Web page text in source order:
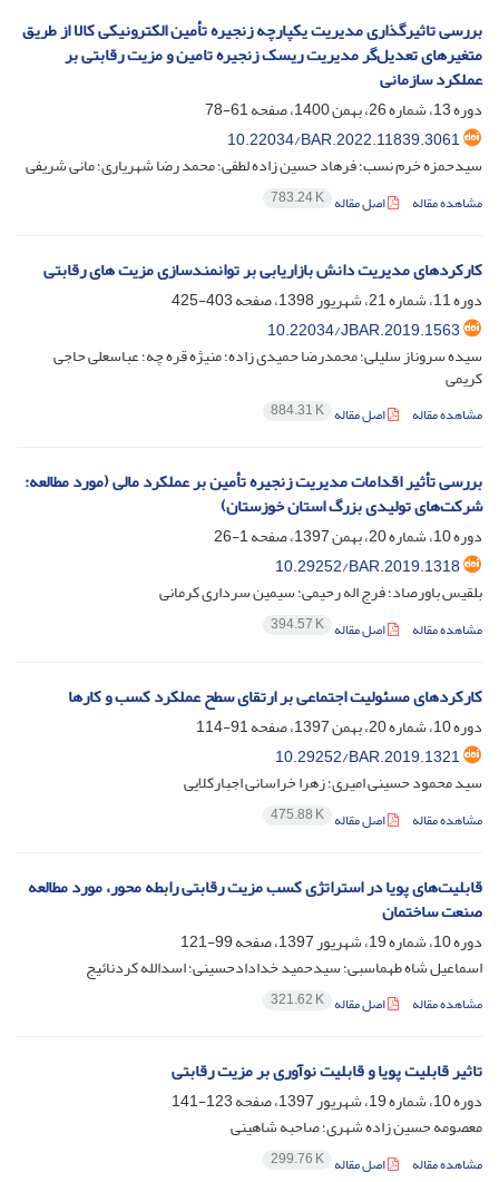
بررسی تاثیرگذاری مدیریت یکپارچه زنجیره تأمین الکترونیکی کالا از طریق
متغیرهای تعدیل‌گر مدیریت ریسک زنجیره تامین و مزیت رقابتی بر
عملکرد سازمانی
دوره 13، شماره 26، بهمن 1400، صفحه
61-78
10.22034/BAR.2022.11839.3061
سیدحمزه خرم نسب؛ فرهاد حسین زاده لطفی؛ محمد رضا شهریاری؛ مانی شریفی
مشاهده مقاله اصل مقاله 783.24 K
کارکردهای مدیریت دانش بازاریابی بر توانمندسازی مزیت های رقابتی
دوره 11، شماره 21، شهریور 1398، صفحه
403-425
10.22034/JBAR.2019.1563
سیده سروناز سلیلی؛ محمدرضا حمیدی زاده؛ منیژه قره چه؛ عباسعلی حاجی
کریمی
مشاهده مقاله اصل مقاله 884.31 K
بررسی تأثیر اقدامات مدیریت زنجیره تأمین بر عملکرد مالی (مورد مطالعه:
شرکت‌های تولیدی بزرگ استان خوزستان)
دوره 10، شماره 20، بهمن 1397، صفحه
1-26
10.29252/BAR.2019.1318
بلقیس باورصاد؛ فرج اله رحیمی؛ سیمین سرداری کرمانی
مشاهده مقاله اصل مقاله 394.57 K
کارکردهای مسئولیت اجتماعی بر ارتقای سطح عملکرد کسب و کارها
دوره 10، شماره 20، بهمن 1397، صفحه
91-114
10.29252/BAR.2019.1321
سید محمود حسینی امیری؛ زهرا خراسانی اجبارکلایی
مشاهده مقاله اصل مقاله 475.88 K
قابلیت‌های پویا در استراتژی کسب مزیت رقابتی رابطه محور، مورد مطالعه
صنعت ساختمان
دوره 10، شماره 19، شهریور 1397، صفحه
99-121
اسماعیل شاه طهماسبی؛ سیدحمید خدادادحسینی؛ اسدالله کردنائیج
مشاهده مقاله اصل مقاله 321.62 K
تاثیر قابلیت پویا و قابلیت نوآوری بر مزیت رقابتی
دوره 10، شماره 19، شهریور 1397، صفحه
123-141
معصومه حسین زاده شهری؛ صاحبه شاهینی
مشاهده مقاله اصل مقاله 299.76 K